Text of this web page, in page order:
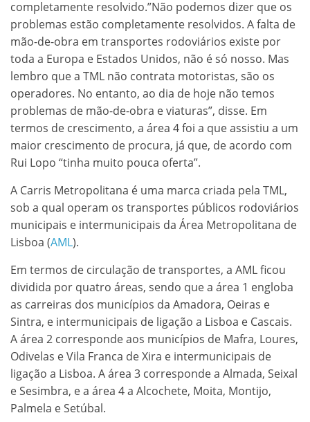
completamente resolvido.”Não podemos dizer que os
problemas estão completamente resolvidos. A falta de
mão-de-obra em transportes rodoviários existe por
toda a Europa e Estados Unidos, não é só nosso. Mas
lembro que a TML não contrata motoristas, são os
operadores. No entanto, ao dia de hoje não temos
problemas de mão-de-obra e viaturas”, disse. Em
termos de crescimento, a área 4 foi a que assistiu a um
maior crescimento de procura, já que, de acordo com
Rui Lopo “tinha muito pouca oferta”.
A Carris Metropolitana é uma marca criada pela TML,
sob a qual operam os transportes públicos rodoviários
municipais e intermunicipais da Área Metropolitana de
Lisboa (AML).
Em termos de circulação de transportes, a AML ficou
dividida por quatro áreas, sendo que a área 1 engloba
as carreiras dos municípios da Amadora, Oeiras e
Sintra, e intermunicipais de ligação a Lisboa e Cascais.
A área 2 corresponde aos municípios de Mafra, Loures,
Odivelas e Vila Franca de Xira e intermunicipais de
ligação a Lisboa. A área 3 corresponde a Almada, Seixal
e Sesimbra, e a área 4 a Alcochete, Moita, Montijo,
Palmela e Setúbal.